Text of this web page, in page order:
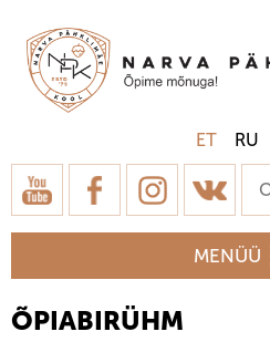
ET RU
MENÜÜ
ÕPIABIRÜHM